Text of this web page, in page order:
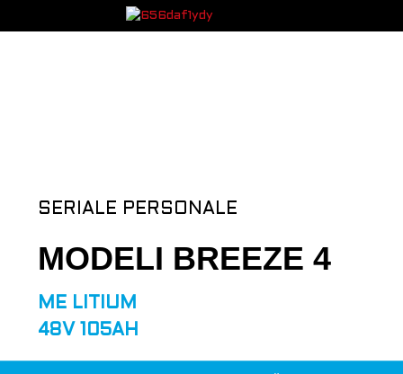
SERIALE PERSONALE
MODELI BREEZE 4
ME LITIUM
48V 105AH